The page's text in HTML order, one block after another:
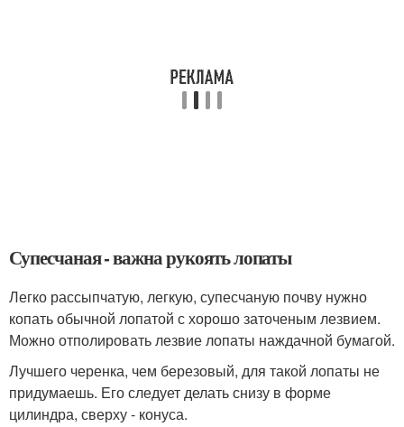
Супесчаная - важна рукоять лопаты
Легко рассыпчатую, легкую, супесчаную почву нужно
копать обычной лопатой с хорошо заточеным лезвием.
Можно отполировать лезвие лопаты наждачной бумагой.
Лучшего черенка, чем березовый, для такой лопаты не
придумаешь. Его следует делать снизу в форме
цилиндра, сверху - конуса.